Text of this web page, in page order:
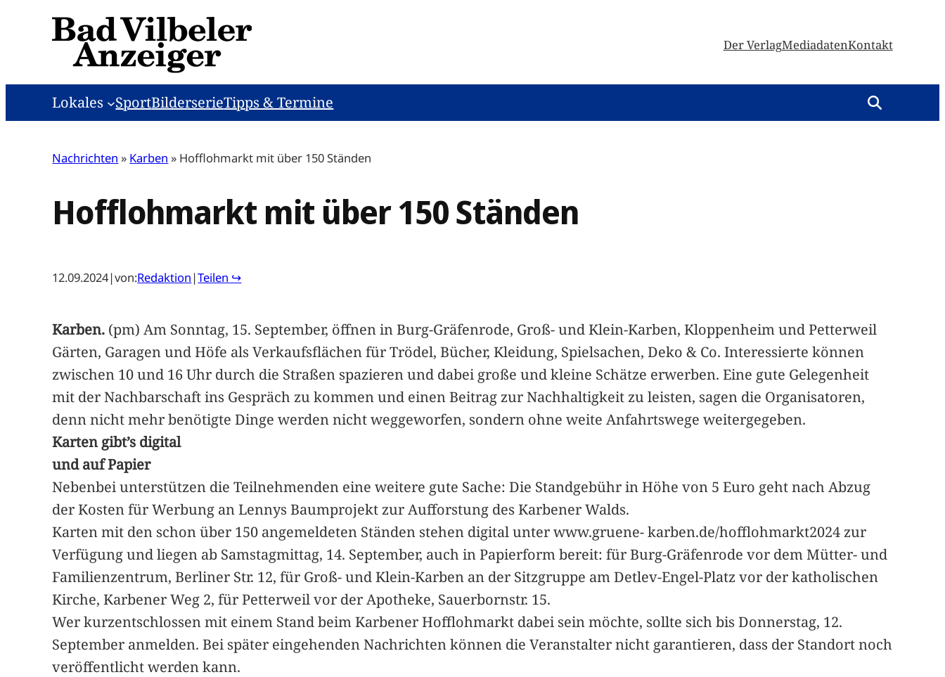
Der VerlagMediadatenKontakt
Lokales SportBilderserieTipps & Termine
Nachrichten » Karben » Hofflohmarkt mit über 150 Ständen
Hofflohmarkt mit über 150 Ständen
12.09.2024|von:Redaktion |Teilen ↪
Karben. (pm) Am Sonntag, 15. September, öffnen in Burg-Gräfenrode, Groß- und Klein-Karben, Kloppenheim und Petterweil
Gärten, Garagen und Höfe als Verkaufsflächen für Trödel, Bücher, Kleidung, Spielsachen, Deko & Co. Interessierte können
zwischen 10 und 16 Uhr durch die Straßen spazieren und dabei große und kleine Schätze erwerben. Eine gute Gelegenheit
mit der Nachbarschaft ins Gespräch zu kommen und einen Beitrag zur Nachhaltigkeit zu leisten, sagen die Organisatoren,
denn nicht mehr benötigte Dinge werden nicht weggeworfen, sondern ohne weite Anfahrtswege weitergegeben.
Karten gibt’s digital
und auf Papier
Nebenbei unterstützen die Teilnehmenden eine weitere gute Sache: Die Standgebühr in Höhe von 5 Euro geht nach Abzug
der Kosten für Werbung an Lennys Baumprojekt zur Aufforstung des Karbener Walds.
Karten mit den schon über 150 angemeldeten Ständen stehen digital unter www.gruene- karben.de/hofflohmarkt2024 zur
Verfügung und liegen ab Samstagmittag, 14. September, auch in Papierform bereit: für Burg-Gräfenrode vor dem Mütter- und
Familienzentrum, Berliner Str. 12, für Groß- und Klein-Karben an der Sitzgruppe am Detlev-Engel-Platz vor der katholischen
Kirche, Karbener Weg 2, für Petterweil vor der Apotheke, Sauerbornstr. 15.
Wer kurzentschlossen mit einem Stand beim Karbener Hofflohmarkt dabei sein möchte, sollte sich bis Donnerstag, 12.
September anmelden. Bei später eingehenden Nachrichten können die Veranstalter nicht garantieren, dass der Standort noch
veröffentlicht werden kann.